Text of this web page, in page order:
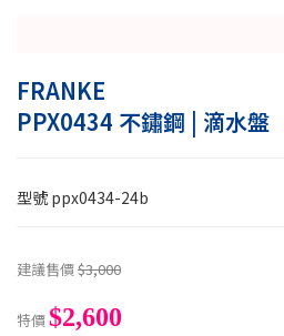
FRANKE
PPX0434 不鏽鋼 | 滴水盤
型號ppx0434-24b
建議售價$3,000
特價$2,600